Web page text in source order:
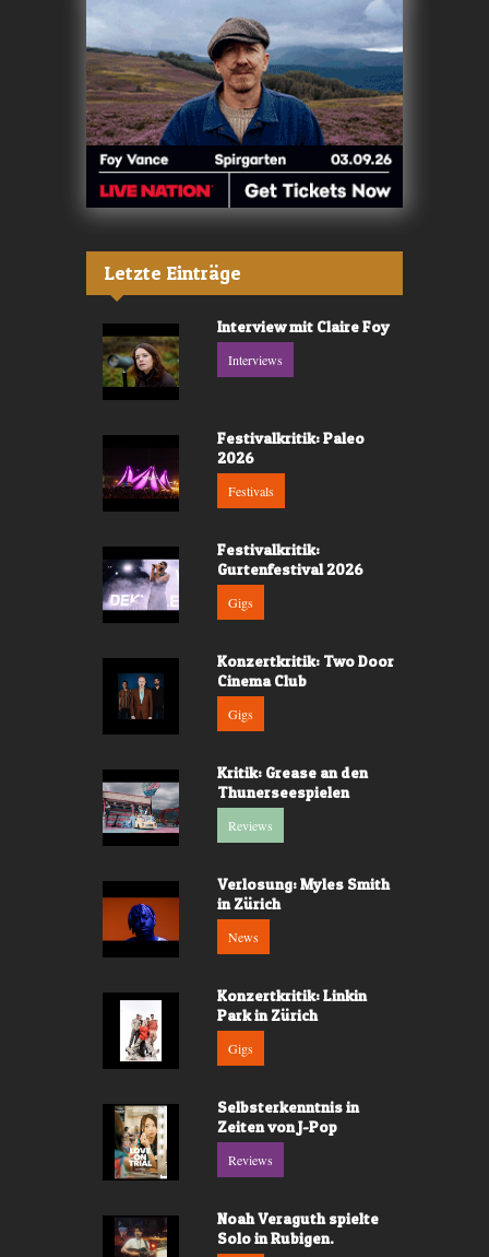
Letzte Einträge
Interview mit Claire Foy
Interviews
Festivalkritik: Paleo
2026
Festivals
Festivalkritik:
Gurtenfestival 2026
Gigs
Konzertkritik: Two Door
Cinema Club
Gigs
Kritik: Grease an den
Thunerseespielen
Reviews
Verlosung: Myles Smith
in Zürich
News
Konzertkritik: Linkin
Park in Zürich
Gigs
Selbsterkenntnis in
Zeiten von J-Pop
Reviews
Noah Veraguth spielte
Solo in Rubigen.